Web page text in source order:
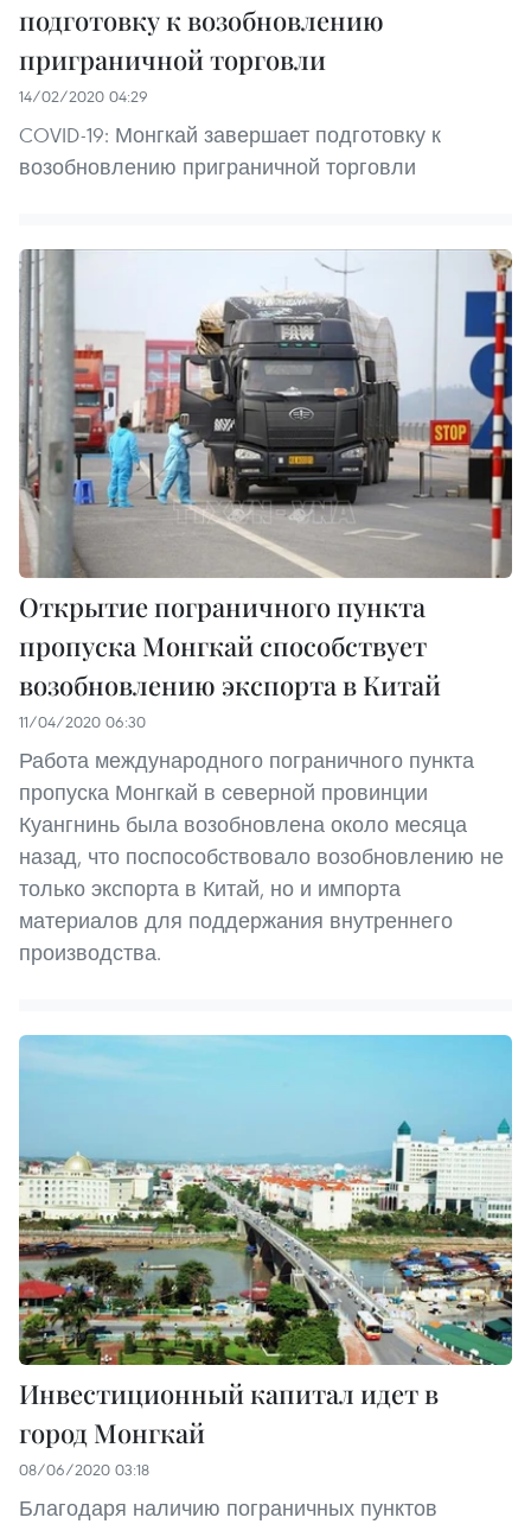
подготовку к возобновлению
приграничной торговли
14/02/2020 04:29
COVID-19: Монгкай завершает подготовку к
возобновлению приграничной торговли
Открытие пограничного пункта
пропуска Монгкай способствует
возобновлению экспорта в Китай
11/04/2020 06:30
Работа международного пограничного пункта
пропуска Монгкай в северной провинции
Куангнинь была возобновлена около месяца
назад, что поспособствовало возобновлению не
только экспорта в Китай, но и импорта
материалов для поддержания внутреннего
производства.
Инвестиционный капитал идет в
город Монгкай
08/06/2020 03:18
Благодаря наличию пограничных пунктов